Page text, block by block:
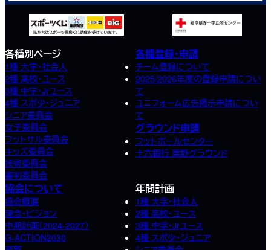
各種別ページ
1種 大学・社会人
2種 高校･ユース
3種 中学･Jrユース
4種 スポ少･ジュニア
シニア委員会
女子委員会
フットサル委員会
キッズ委員会
技術委員会
審判委員会
各種登録・申請
チーム登録について
2025/2026年度の登録申請につい
て
ユニフォーム広告掲示申請につい
て
グラウンド申請
フットボールセンター
十六銀行 粟野グラウンド
協会について
協会概要
理念・ビジョン
中期計画（2024-2027）
G-ACTION2030
年間計画
1種 大学・社会人
2種 高校･ユース
3種 中学･Jrユース
4種 スポ少･ジュニア